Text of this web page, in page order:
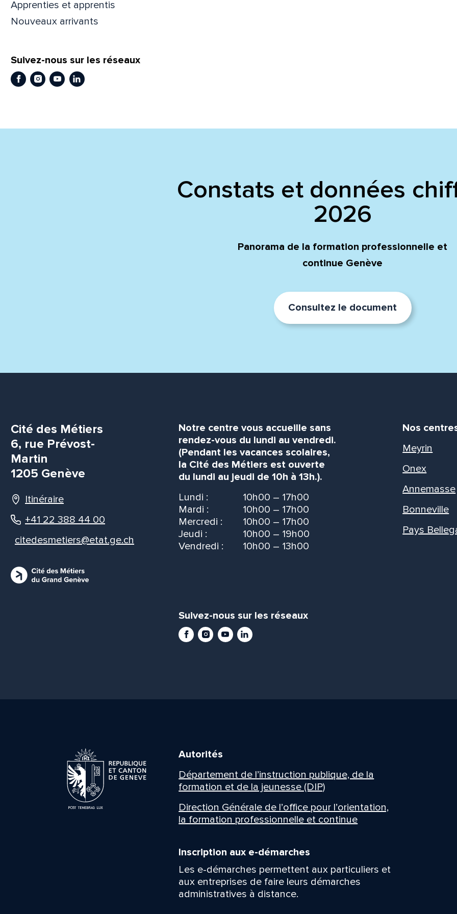
Apprenties et apprentis
Nouveaux arrivants
Suivez-nous sur les réseaux
Facebook
Instagram
YoutubeLinkedIn
Constats et données
2026
Panorama de la formation professionnelle et
continue Genève
Consultez le document
Cité des Métiers
6, rue Prévost-
Martin
1205 Genève
Itinéraire
+41 22 388 44 00
citedesmetiers@etat.ge.ch
Notre centre vous accueille sans
rendez-vous du lundi au vendredi.
(Pendant les vacances scolaires,
la Cité des Métiers est ouverte
du lundi au jeudi de 10h à 13h.).
Lundi :
10h00 – 17h00
Mardi :
10h00 – 17h00
Mercredi :
10h00 – 17h00
Jeudi :
10h00 – 19h00
Vendredi :
10h00 – 13h00
Suivez-nous sur les réseaux
Facebook
Instagram
YoutubeLinkedIn
Nos
Meyrin
Onex
Annemasse
Bonneville
Pays
Autorités
Département de l’instruction publique, de la
formation et de la jeunesse (DIP)
Direction Générale de l’office pour l’orientation,
la formation professionnelle et continue
Inscription aux e-démarches
Les e-démarches permettent aux particuliers et
aux entreprises de faire leurs démarches
administratives à distance.